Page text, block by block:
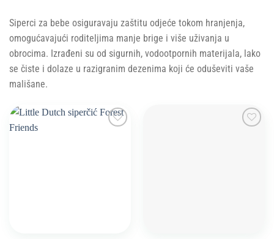
Siperci za bebe osiguravaju zaštitu odjeće tokom hranjenja,
omogućavajući roditeljima manje brige i više uživanja u
obrocima. Izrađeni su od sigurnih, vodootpornih materijala, lako
se čiste i dolaze u razigranim dezenima koji će oduševiti vaše
mališane.